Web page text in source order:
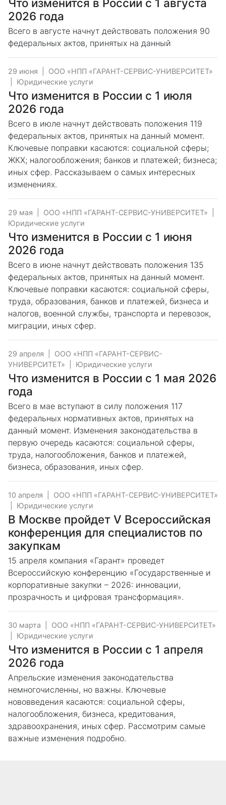
Что изменится в России с 1 августа
2026 года
Всего в августе начнут действовать положения 90
федеральных актов, принятых на данный
29 июня
ООО «НПП «ГАРАНТ-СЕРВИС-УНИВЕРСИТЕТ»
Юридические услуги
Что изменится в России с 1 июля
2026 года
Всего в июле начнут действовать положения 119
федеральных актов, принятых на данный момент.
Ключевые поправки касаются: социальной сферы;
ЖКХ; налогообложения; банков и платежей; бизнеса;
иных сфер. Рассказываем о самых интересных
изменениях.
29 мая ООО «НПП «ГАРАНТ-СЕРВИС-УНИВЕРСИТЕТ»
Юридические услуги
Что изменится в России с 1 июня
2026 года
Всего в июне начнут действовать положения 135
федеральных актов, принятых на данный момент.
Ключевые поправки касаются: социальной сферы,
труда, образования, банков и платежей, бизнеса и
налогов, военной службы, транспорта и перевозок,
миграции, иных сфер.
29 апреля
ООО «НПП «ГАРАНТ-СЕРВИС-
УНИВЕРСИТЕТ»
Юридические услуги
Что изменится в России с 1 мая 2026
года
Всего в мае вступают в силу положения 117
федеральных нормативных актов, принятых на
данный момент. Изменения законодательства в
первую очередь касаются: социальной сферы,
труда, налогообложения, банков и платежей,
бизнеса, образования, иных сфер.
10 апреля
ООО «НПП «ГАРАНТ-СЕРВИС-УНИВЕРСИТЕТ»
Юридические услуги
В Москве пройдет V Всероссийская
конференция для специалистов по
закупкам
15 апреля компания «Гарант» проведет
Всероссийскую конференцию «Государственные и
корпоративные закупки – 2026: инновации,
прозрачность и цифровая трансформация».
30 марта
ООО «НПП «ГАРАНТ-СЕРВИС-УНИВЕРСИТЕТ»
Юридические услуги
Что изменится в России с 1 апреля
2026 года
Апрельские изменения законодательства
немногочисленны, но важны. Ключевые
нововведения касаются: социальной сферы,
налогообложения, бизнеса, кредитования,
здравоохранения, иных сфер. Рассмотрим самые
важные изменения подробно.